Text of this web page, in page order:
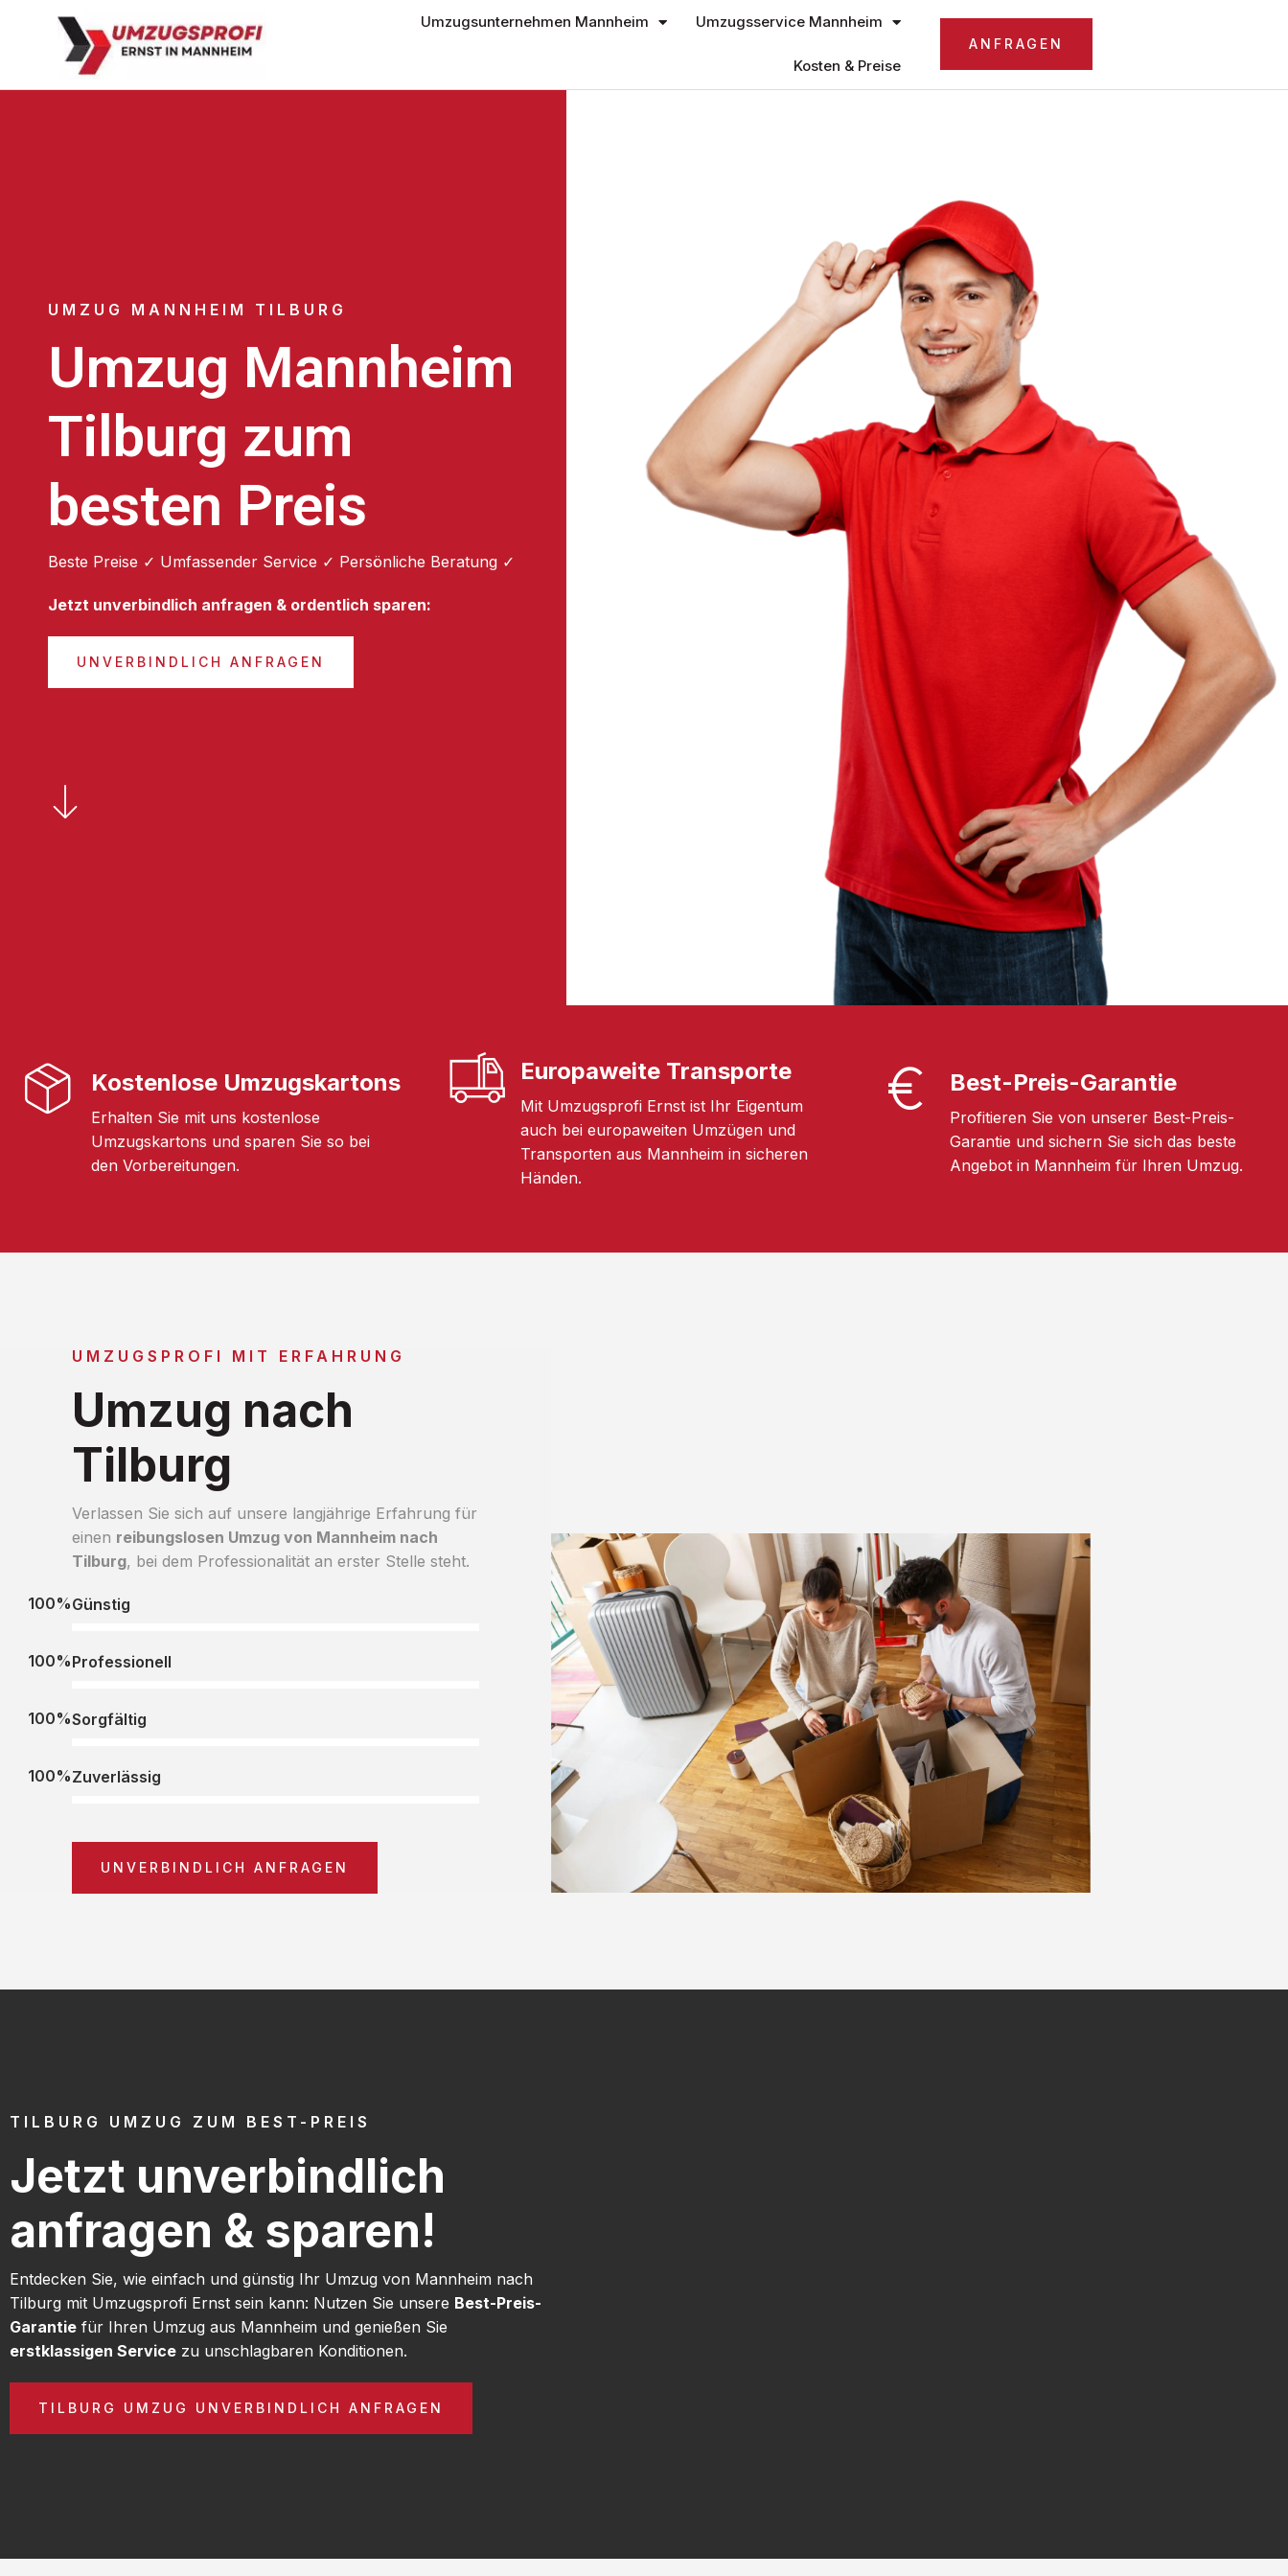
Umzugsunternehmen Mannheim Umzugsservice Mannheim
Kosten & Preise
ANFRAGEN
UMZUG MANNHEIM TILBURG
Umzug Mannheim
Tilburg zum
besten Preis
Beste Preise ✓ Umfassender Service ✓ Persönliche Beratung ✓
Jetzt unverbindlich anfragen & ordentlich sparen:
UNVERBINDLICH ANFRAGEN
Kostenlose Umzugskartons
Erhalten Sie mit uns kostenlose
Umzugskartons und sparen Sie so bei
den Vorbereitungen.
Europaweite Transporte
Mit Umzugsprofi Ernst ist Ihr Eigentum
auch bei europaweiten Umzügen und
Transporten aus Mannheim in sicheren
Händen.
Best-Preis-Garantie
Profitieren Sie von unserer Best-Preis-
Garantie und sichern Sie sich das beste
Angebot in Mannheim für Ihren Umzug.
UMZUGSPROFI MIT ERFAHRUNG
Umzug nach
Tilburg
Verlassen Sie sich auf unsere langjährige Erfahrung für
einen reibungslosen Umzug von Mannheim nach
Tilburg, bei dem Professionalität an erster Stelle steht.
Günstig
100%
Professionell
100%
Sorgfältig
100%
Zuverlässig
100%
UNVERBINDLICH ANFRAGEN
TILBURG UMZUG ZUM BEST-PREIS
Jetzt unverbindlich
anfragen & sparen!
Entdecken Sie, wie einfach und günstig Ihr Umzug von Mannheim nach
Tilburg mit Umzugsprofi Ernst sein kann: Nutzen Sie unsere Best-Preis-
Garantie für Ihren Umzug aus Mannheim und genießen Sie
erstklassigen Service zu unschlagbaren Konditionen.
TILBURG UMZUG UNVERBINDLICH ANFRAGEN